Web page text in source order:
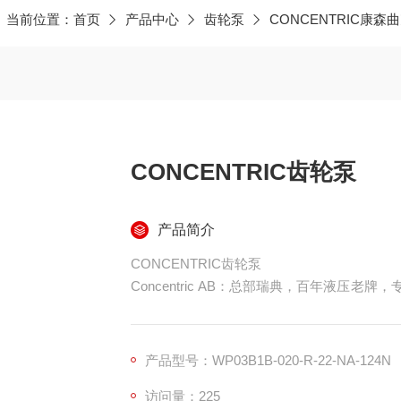
当前位置： 首页 产品中心 齿轮泵 CONCENTRIC康森
CONCENTRIC齿轮泵
产品简介
CONCENTRIC齿轮泵
Concentric AB：总部瑞典，百年液压老牌，
产品型号：WP03B1B-020-R-22-NA-124N
访问量：225